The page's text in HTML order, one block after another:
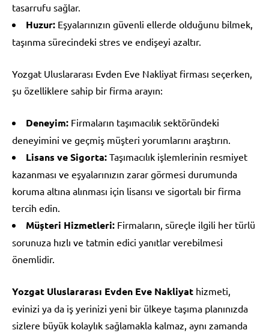
tasarrufu sağlar.
Huzur: Eşyalarınızın güvenli ellerde olduğunu bilmek,
taşınma sürecindeki stres ve endişeyi azaltır.
Yozgat Uluslararası Evden Eve Nakliyat firması seçerken,
şu özelliklere sahip bir firma arayın:
Deneyim: Firmaların taşımacılık sektöründeki
deneyimini ve geçmiş müşteri yorumlarını araştırın.
Lisans ve Sigorta: Taşımacılık işlemlerinin resmiyet
kazanması ve eşyalarınızın zarar görmesi durumunda
koruma altına alınması için lisansı ve sigortalı bir firma
tercih edin.
Müşteri Hizmetleri: Firmaların, süreçle ilgili her türlü
sorunuza hızlı ve tatmin edici yanıtlar verebilmesi
önemlidir.
Yozgat Uluslararası Evden Eve Nakliyat hizmeti,
evinizi ya da iş yerinizi yeni bir ülkeye taşıma planınızda
sizlere büyük kolaylık sağlamakla kalmaz, aynı zamanda